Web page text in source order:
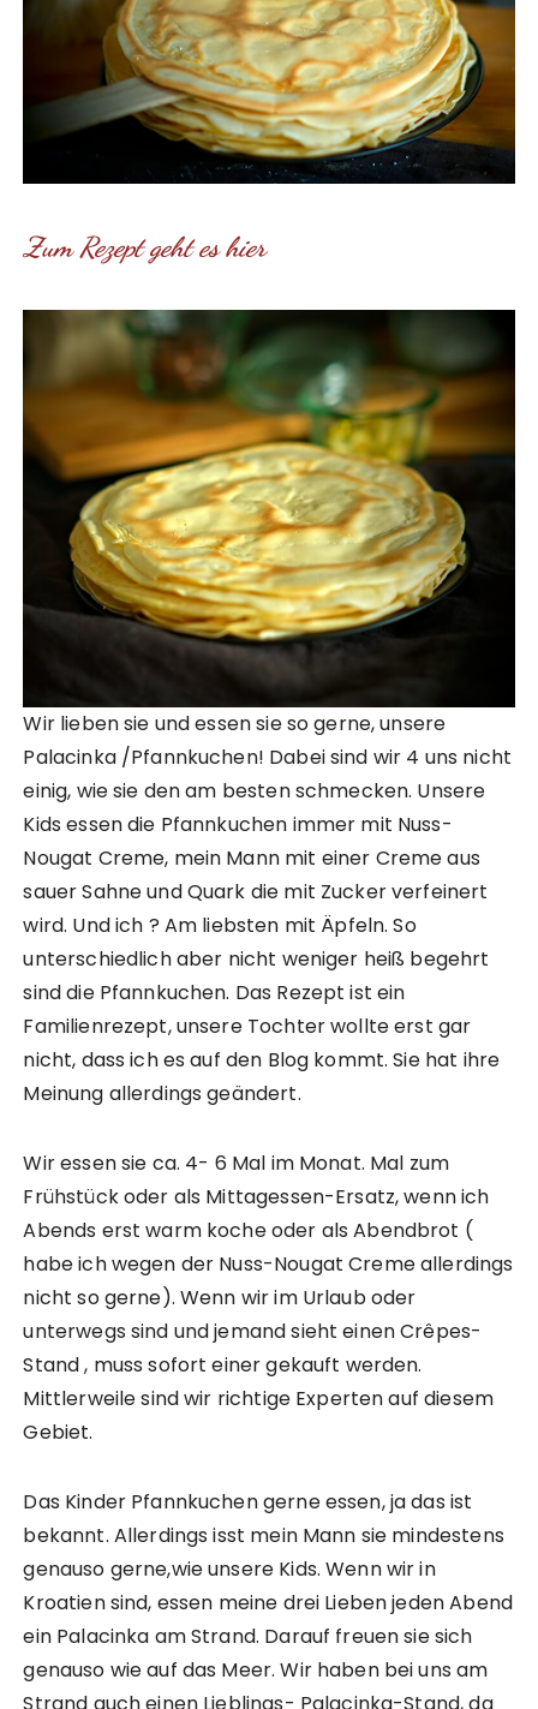
Zum Rezept geht es hier
Wir lieben sie und essen sie so gerne, unsere
Palacinka /Pfannkuchen! Dabei sind wir 4 uns nicht
einig, wie sie den am besten schmecken. Unsere
Kids essen die Pfannkuchen immer mit Nuss-
Nougat Creme, mein Mann mit einer Creme aus
sauer Sahne und Quark die mit Zucker verfeinert
wird. Und ich ? Am liebsten mit Äpfeln. So
unterschiedlich aber nicht weniger heiß begehrt
sind die Pfannkuchen. Das Rezept ist ein
Familienrezept, unsere Tochter wollte erst gar
nicht, dass ich es auf den Blog kommt. Sie hat ihre
Meinung allerdings geändert.
Wir essen sie ca. 4- 6 Mal im Monat. Mal zum
Frühstück oder als Mittagessen-Ersatz, wenn ich
Abends erst warm koche oder als Abendbrot (
habe ich wegen der Nuss-Nougat Creme allerdings
nicht so gerne). Wenn wir im Urlaub oder
unterwegs sind und jemand sieht einen Crêpes-
Stand , muss sofort einer gekauft werden.
Mittlerweile sind wir richtige Experten auf diesem
Gebiet.
Das Kinder Pfannkuchen gerne essen, ja das ist
bekannt. Allerdings isst mein Mann sie mindestens
genauso gerne,wie unsere Kids. Wenn wir in
Kroatien sind, essen meine drei Lieben jeden Abend
ein Palacinka am Strand. Darauf freuen sie sich
genauso wie auf das Meer. Wir haben bei uns am
Strand auch einen Lieblings- Palacinka-Stand, da